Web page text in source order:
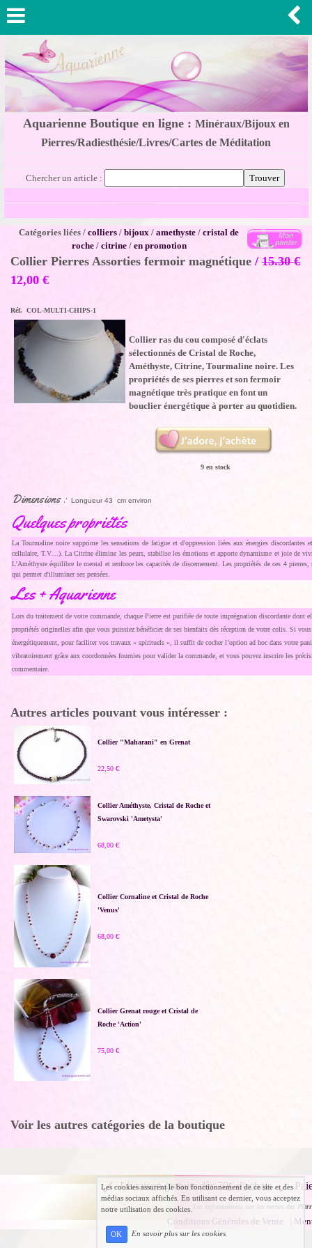
Aquarienne Boutique en ligne : Minéraux/Bijoux en
Pierres/Radiesthésie/Livres/Cartes de Méditation
Chercher un article :
Catégories liées / colliers / bijoux / amethyste / cristal de
roche/ citrine/ en promotion
Collier Pierres Assorties fermoir magnétique / 15.30 €
12,00 €
Réf. COL-MULTI-CHIPS-1
Collier ras du cou composé d'éclats
sélectionnés de Cristal de Roche,
Améthyste, Citrine, Tourmaline noire. Les
propriétés de ses pierres et son fermoir
magnétique très pratique en font un
bouclier énergétique à porter au quotidien.
9 en stock
Dimensions : Longueur 43 cm environ
Quelques propriétés
La Tourmaline noire supprime les sensations de fatigue et d'oppression liées aux énergies discordantes
cellulaire, T.V…). La Citrine élimine les peurs, stabilise les émotions et apporte dynamisme et joie de
L'Améthyste équilibre le mental et renforce les capacités de discernement. Les propriétés de ces 4
qui permet d'illuminer ses pensées.
Les + Aquarienne
Lors du traitement de votre commande, chaque Pierre est purifiée de toute imprégnation discordante dont
propriétés originelles afin que vous puissiez bénéficier de ses bienfaits dès réception de votre colis. Si
énergétiquement, pour faciliter vos travaux « spirituels », il suffit de cocher l’option ad hoc dans votre
vibratoirement grâce aux coordonnées fournies pour valider la commande, et vous pouvez inscrire les
commentaire.
Autres articles pouvant vous intéresser :
Collier "Maharani" en Grenat
22,50 €
Collier Améthyste, Cristal de Roche et
Swarovski 'Ametysta'
68,00 €
Collier Cornaline et Cristal de Roche
'Venus'
68,00 €
Collier Grenat rouge et Cristal de
Roche 'Action'
75,00 €
Voir les autres catégories de la boutique
Livraison gratuite dès 70€ d'achats
Les informations sur les vertus des
Conditions Générales de Vente
Les cookies assurent le bon fonctionnement de ce site et des
médias sociaux affichés. En utilisant ce dernier, vous acceptez
notre utilisation des cookies.
OK En savoir plus sur les cookies